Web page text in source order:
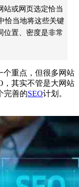
站或网页选定恰当
恰当地将这些关键
位置、密度是非常
重点，但很多网站
，其实不管是大网站
完善的SEO计划。